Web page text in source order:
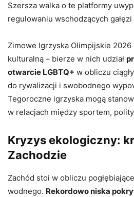
Szersza walka o te platformy
regulowaniu wschodzących gałęzi
Zimowe Igrzyska Olimpijskie 2026
kulturalną – bierze w nich udział
otwarcie LGBTQ+ w obliczu
do rywalizacji i swobodnego
Tegoroczne igrzyska mogą
w relacjach między sportem,
Kryzys ekologiczny:
Zachodzie
Zachód stoi w obliczu
wodnego. Rekordowo niska